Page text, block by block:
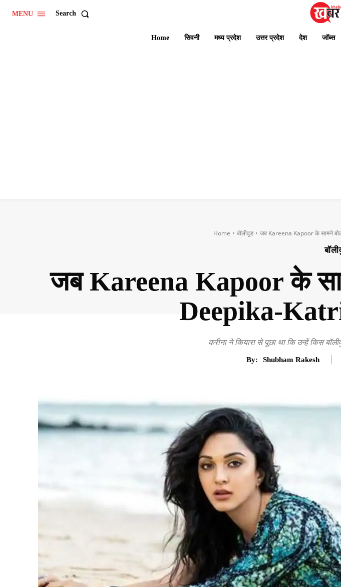
MENU Search
Home सिवनी मध्य प्रदेश उत्तर प्रदेश देश जॉब्स
Home बॉलीवुड जब Kareena Kapoor के सामने
जब Kareena Kapoor के
Deepika-
करीना ने कियारा से पूछा था कि उन्हें किस
By: Shubham Rakesh